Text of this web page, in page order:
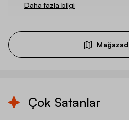
Daha fazla bilgi
Çok Satanlar